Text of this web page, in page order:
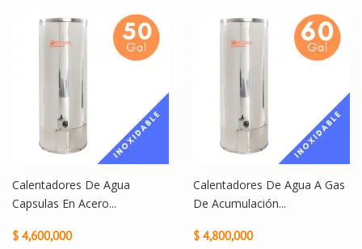
Calentadores De Agua
Capsulas En Acero...
$ 4,600,000
Calentadores De Agua A Gas
De Acumulación...
$ 4,800,000